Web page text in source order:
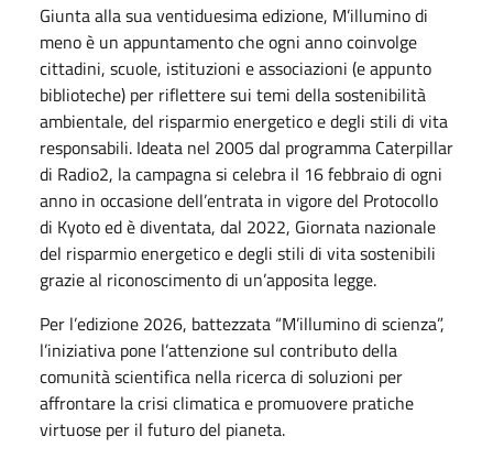
Giunta alla sua ventiduesima edizione, M’illumino di
meno è un appuntamento che ogni anno coinvolge
cittadini, scuole, istituzioni e associazioni (e appunto
biblioteche) per riflettere sui temi della sostenibilità
ambientale, del risparmio energetico e degli stili di vita
responsabili. Ideata nel 2005 dal programma Caterpillar
di Radio2, la campagna si celebra il 16 febbraio di ogni
anno in occasione dell’entrata in vigore del Protocollo
di Kyoto ed è diventata, dal 2022, Giornata nazionale
del risparmio energetico e degli stili di vita sostenibili
grazie al riconoscimento di un’apposita legge.
Per l’edizione 2026, battezzata “M’illumino di scienza”,
l’iniziativa pone l’attenzione sul contributo della
comunità scientifica nella ricerca di soluzioni per
affrontare la crisi climatica e promuovere pratiche
virtuose per il futuro del pianeta.